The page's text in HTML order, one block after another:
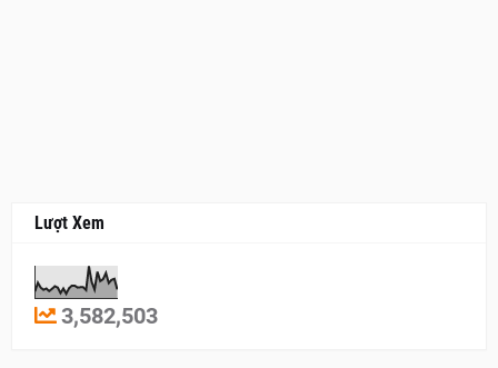
Lượt Xem
3,582,503